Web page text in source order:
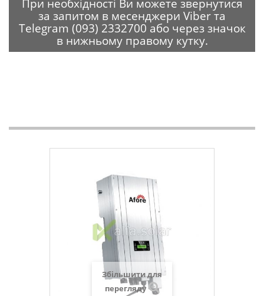
При необхідності Ви можете звернутися
за запитом в месенджери Viber та
Telegram (093) 2332700 або через значок
в нижньому правому кутку.
Збільшити для
перегляду